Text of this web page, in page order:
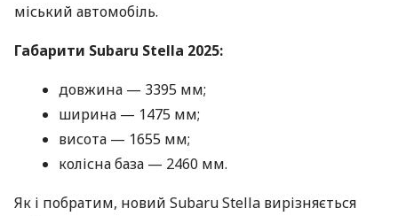
міський автомобіль.
Габарити Subaru Stella 2025:
довжина — 3395 мм;
ширина — 1475 мм;
висота — 1655 мм;
колісна база — 2460 мм.
Як і побратим, новий Subaru Stella вирізняється